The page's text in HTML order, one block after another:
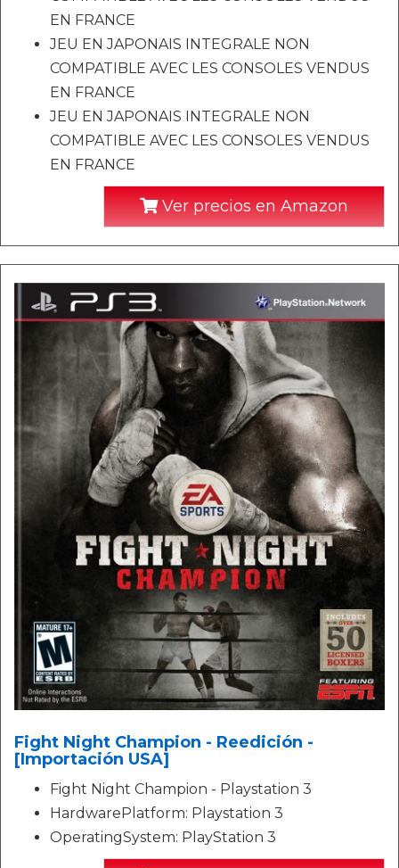
EN FRANCE
JEU EN JAPONAIS INTEGRALE NON
COMPATIBLE AVEC LES CONSOLES VENDUS
EN FRANCE
JEU EN JAPONAIS INTEGRALE NON
COMPATIBLE AVEC LES CONSOLES VENDUS
EN FRANCE
Ver precios en Amazon
Fight Night Champion - Reedición -
[Importación USA]
Fight Night Champion - Playstation 3
HardwarePlatform: Playstation 3
OperatingSystem: PlayStation 3